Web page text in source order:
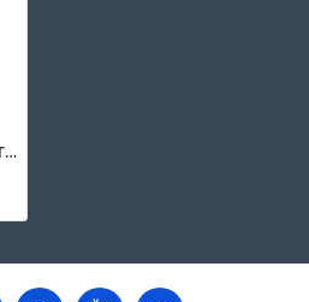
«Шайтанат. 4-китоб» (Танланган асарлар 21)